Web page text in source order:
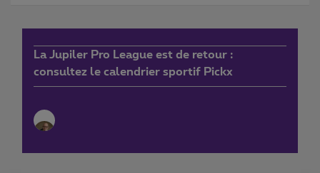
La Jupiler Pro League est de retour :
consultez le calendrier sportif Pickx